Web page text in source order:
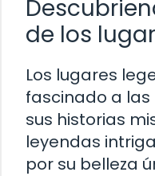
de los
Los lugares
fascinado a
sus historias
leyendas
por su belleza